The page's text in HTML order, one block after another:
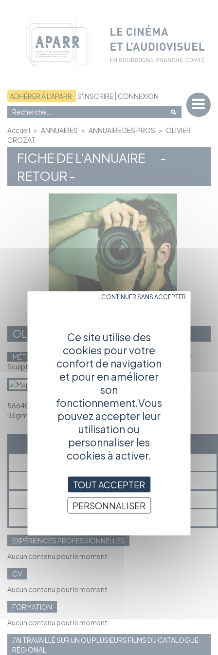
ADHÉRER À L'APARR S'INSCRIRE CONNEXION
Accueil > ANNUAIRES > ANNUAIRE DES PROS > OLIVIER
CROZAT
FICHE DE L'ANNUAIRE
-
RETOUR -
OLIVIER CROZAT
MÉTIERS PRINCIPAUX
Chef machiniste / Electricien(ne) /
Sculpteur(rice)
58640 Varennes Vauzelles
Régime social : Intermittent
EXPÉRIENCE
PRÉSENTATION
MÉDIAS
PROJETS EN COURS ET À VENIR
EXPÉRIENCES PROFESSIONNELLES
Aucun contenu pour le moment
CV
Aucun contenu pour le moment
FORMATION
Aucun contenu pour le moment
J'AI TRAVAILLÉ SUR UN OU PLUSIEURS FILMS DU CATALOGUE
RÉGIONAL
Ce site utilise des
cookies pour votre
confort de navigation
et pour en améliorer
son
fonctionnement.Vous
pouvez accepter leur
utilisation ou
personnaliser les
cookies à activer.
TOUT ACCEPTER
CONTINUER SANS ACCEPTER
PERSONNALISER